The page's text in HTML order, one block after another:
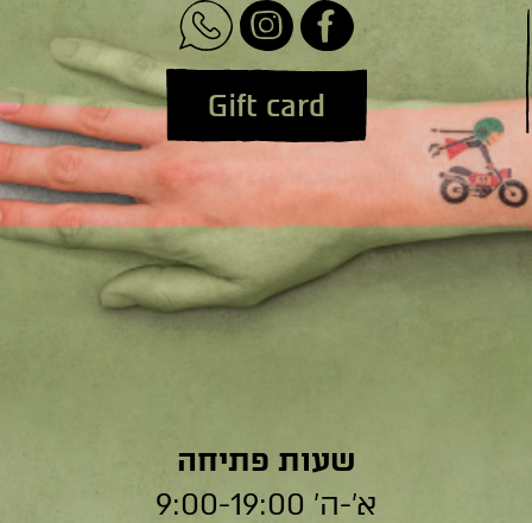
Gift card
שעות פתיחה
א׳-ה׳ 9:00-19:00